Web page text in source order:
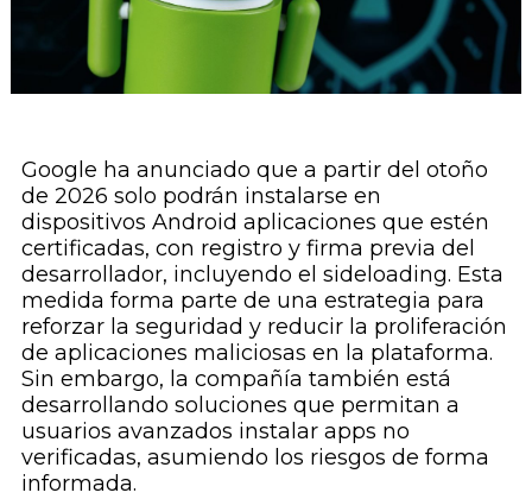
Google ha anunciado que a partir del otoño
de 2026 solo podrán instalarse en
dispositivos Android aplicaciones que estén
certificadas, con registro y firma previa del
desarrollador, incluyendo el sideloading. Esta
medida forma parte de una estrategia para
reforzar la seguridad y reducir la proliferación
de aplicaciones maliciosas en la plataforma.
Sin embargo, la compañía también está
desarrollando soluciones que permitan a
usuarios avanzados instalar apps no
verificadas, asumiendo los riesgos de forma
informada.